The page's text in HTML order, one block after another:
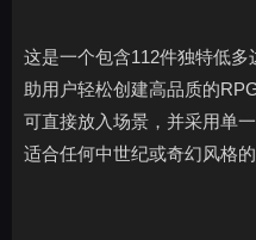
这是一个包含112件独特低
助用户轻松创建高品质的
可直接放入场景，并采用单
适合任何中世纪或奇幻风格